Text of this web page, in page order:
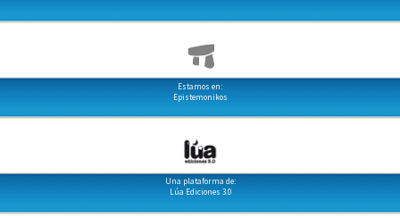
Estamos en:
Epistemonikos
Una plataforma de:
Lúa Ediciones 3.0